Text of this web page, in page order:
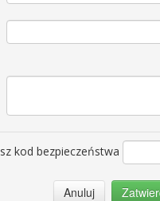
kod bezpieczeństwa
Anuluj